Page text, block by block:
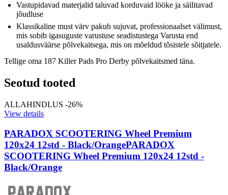
Vastupidavad materjalid taluvad korduvaid lööke ja säilitavad
jõudluse
Klassikaline must värv pakub sujuvat, professionaalset välimust,
mis sobib igasuguste varustuse seadistustega Varusta end
usaldusväärse põlvekaitsega, mis on mõeldud tõsistele sõitjatele.
Tellige oma 187 Killer Pads Pro Derby põlvekaitsmed täna.
Seotud tooted
ALLAHINDLUS -26%
View details
PARADOX SCOOTERING Wheel Premium
120x24 12std - Black/OrangePARADOX
SCOOTERING Wheel Premium 120x24 12std -
Black/Orange